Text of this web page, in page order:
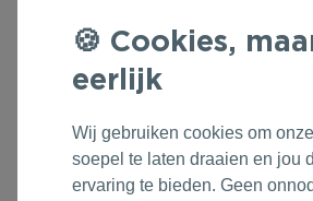
Outdoor & Vrije tijd
Technologie & Gadgets
Home & Living
Duurzame Bestsellers
Groene Lente Dagen
Oranjefeest
Vakantie & Zomer
Back to Routine
Rituals
Roll'Eat
Samsonite
Stanley/Stella
Cookies,
eerlijk
Wij gebruiken cookies om
soepel te laten draaien en jou
ervaring te bieden. Geen